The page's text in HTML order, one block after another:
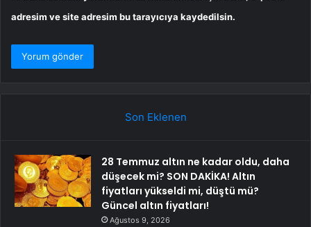
adresim ve site adresim bu tarayıcıya kaydedilsin.
Son Eklenen
28 Temmuz altın ne kadar oldu, daha
düşecek mi? SON DAKİKA! Altın
fiyatları yükseldi mi, düştü mü?
Güncel altın fiyatları!
Ağustos 9, 2026